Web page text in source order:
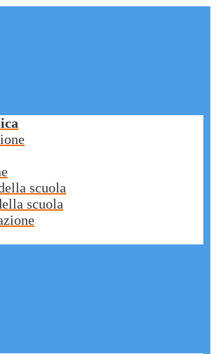
scuola
scuola